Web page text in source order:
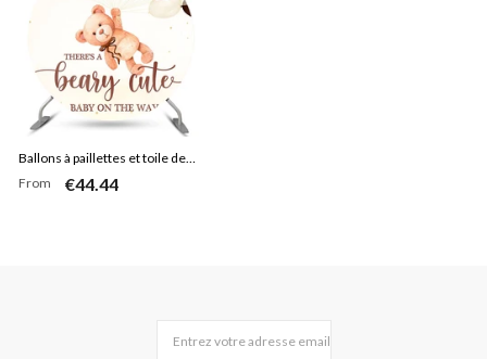
Ballons à paillettes et toile de
fond ronde pour fête prénatale
From €44.44
Entrez votre adresse email